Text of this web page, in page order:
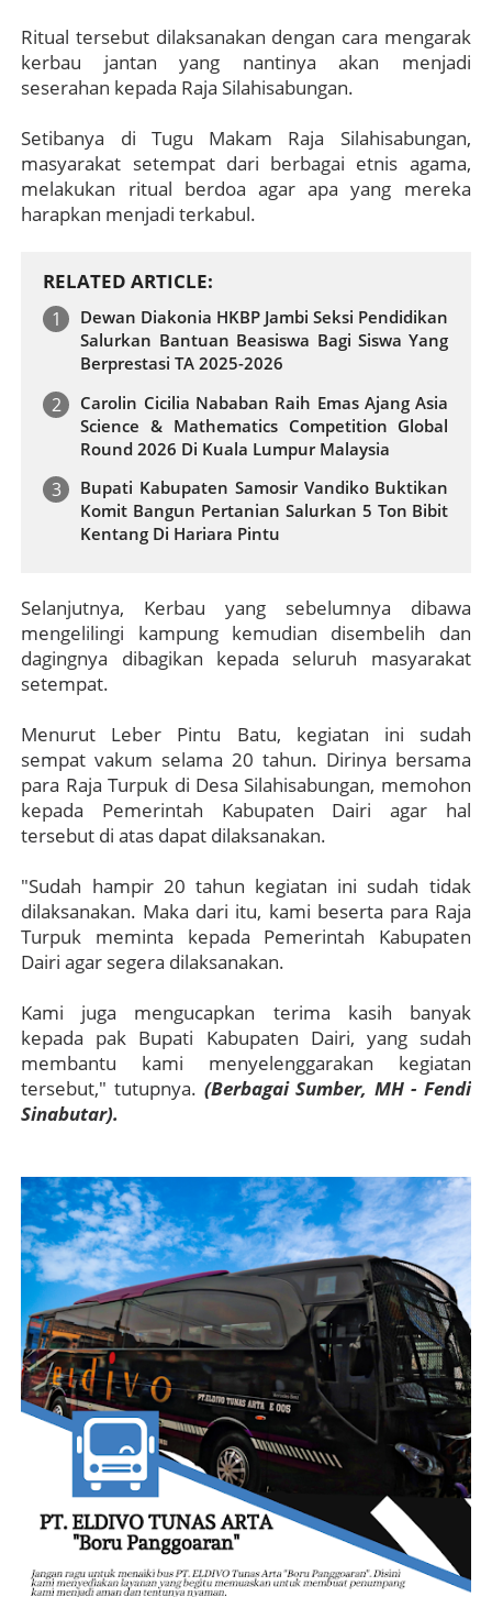
Ritual tersebut dilaksanakan dengan cara mengarak
kerbau jantan yang nantinya akan menjadi
seserahan kepada Raja Silahisabungan.
Setibanya di Tugu Makam Raja Silahisabungan,
masyarakat setempat dari berbagai etnis agama,
melakukan ritual berdoa agar apa yang mereka
harapkan menjadi terkabul.
RELATED ARTICLE
Dewan Diakonia HKBP Jambi Seksi Pendidikan
Salurkan Bantuan Beasiswa Bagi Siswa Yang
Berprestasi TA 2025-2026
Carolin Cicilia Nababan Raih Emas Ajang Asia
Science & Mathematics Competition Global
Round 2026 Di Kuala Lumpur Malaysia
Bupati Kabupaten Samosir Vandiko Buktikan
Komit Bangun Pertanian Salurkan 5 Ton Bibit
Kentang Di Hariara Pintu
Selanjutnya, Kerbau yang sebelumnya dibawa
mengelilingi kampung kemudian disembelih dan
dagingnya dibagikan kepada seluruh masyarakat
setempat.
Menurut Leber Pintu Batu, kegiatan ini sudah
sempat vakum selama 20 tahun. Dirinya bersama
para Raja Turpuk di Desa Silahisabungan, memohon
kepada Pemerintah Kabupaten Dairi agar hal
tersebut di atas dapat dilaksanakan.
"Sudah hampir 20 tahun kegiatan ini sudah tidak
dilaksanakan. Maka dari itu, kami beserta para Raja
Turpuk meminta kepada Pemerintah Kabupaten
Dairi agar segera dilaksanakan.
Kami juga mengucapkan terima kasih banyak
kepada pak Bupati Kabupaten Dairi, yang sudah
membantu kami menyelenggarakan kegiatan
tersebut," tutupnya. (Berbagai Sumber, MH - Fendi
Sinabutar).